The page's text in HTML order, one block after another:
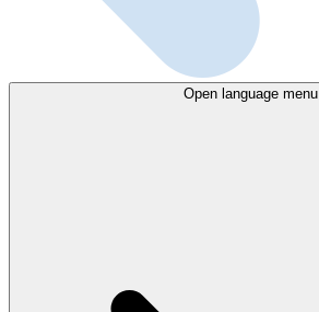
Open language menu